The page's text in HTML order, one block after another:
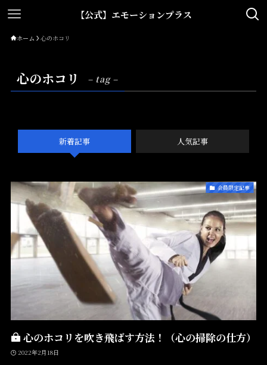
【公式】エモーションプラス
ホーム 心のホコリ
心のホコリ – tag –
新着記事 人気記事
会員限定記事
心のホコリを吹き飛ばす方法！（心の掃除の仕方）
2022年2月18日